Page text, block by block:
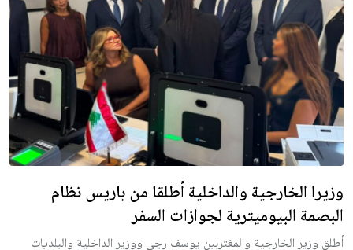
وزيرا الخارجية والداخلية أطلقا من باريس نظام
البصمة البيوميترية لجوازات السفر
أطلق وزير الخارجية والمغتربين يوسف رجي ووزير الداخلية والبلديات